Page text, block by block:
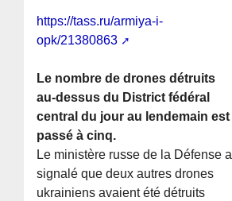
https://tass.ru/armiya-i-
opk/21380863
Le nombre de drones détruits
au-dessus du District fédéral
central du jour au lendemain est
passé à cinq.
Le ministère russe de la Défense a
signalé que deux autres drones
ukrainiens avaient été détruits